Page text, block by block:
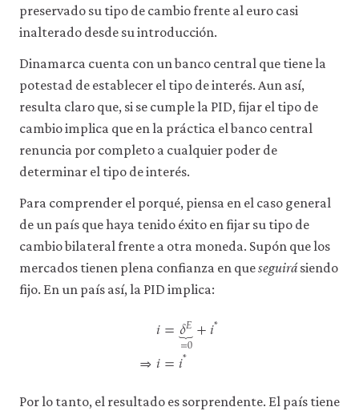
preservado su tipo de cambio frente al euro casi
inalterado desde su introducción.
Dinamarca cuenta con un banco central que tiene la
potestad de establecer el tipo de interés. Aun así,
resulta claro que, si se cumple la PID, fijar el tipo de
cambio implica que en la práctica el banco central
renuncia por completo a cualquier poder de
determinar el tipo de interés.
Para comprender el porqué, piensa en el caso general
de un país que haya tenido éxito en fijar su tipo de
cambio bilateral frente a otra moneda. Supón que los
mercados tienen plena confianza en queseguirásiendo
fijo. En un país así, la PID implica:
𝑖
⇒𝑖
=𝛿𝐸
⏟
=0+𝑖*
=𝑖*
=δ E ⏟=0
Por lo tanto, el resultado es sorprendente. El país tiene